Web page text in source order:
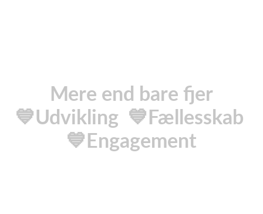
Mere end bare fjer
💙Udvikling 💙Fællesskab
💙Engagement